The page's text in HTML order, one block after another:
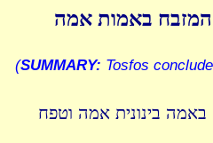
באמות אמה
(SUMMARY: Tosfos
בינונית אמה וטפח